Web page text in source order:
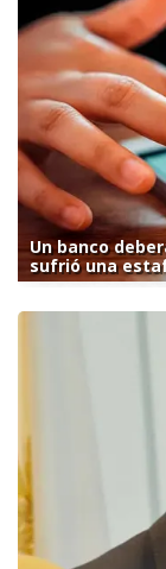
Un banco
sufrió una